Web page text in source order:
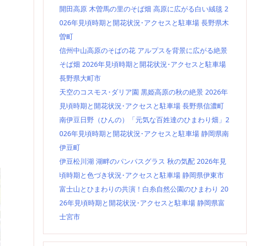
開田高原 木曽馬の里のそば畑 高原に広がる白い絨毯 2
026年見頃時期と開花状況･アクセスと駐車場 長野県木
曽町
信州中山高原のそばの花 アルプスを背景に広がる絶景
そば畑 2026年見頃時期と開花状況･アクセスと駐車場
長野県大町市
天空のコスモス･ダリア園 黒姫高原の秋の絶景 2026年
見頃時期と開花状況･アクセスと駐車場 長野県信濃町
南伊豆日野（ひんの）「元気な百姓達のひまわり畑」2
026年見頃時期と開花状況･アクセスと駐車場 静岡県南
伊豆町
伊豆松川湖 湖畔のパンパスグラス 秋の気配 2026年見
頃時期と色づき状況･アクセスと駐車場 静岡県伊東市
富士山とひまわりの共演！白糸自然公園のひまわり 20
26年見頃時期と開花状況･アクセスと駐車場 静岡県富
士宮市